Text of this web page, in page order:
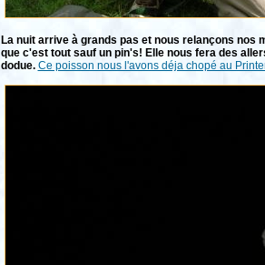
La nuit arrive à grands pas et nous relançons nos
que c'est tout sauf un pin's! Elle nous fera des
dodue. Ce poisson nous l'avons déja chopé au